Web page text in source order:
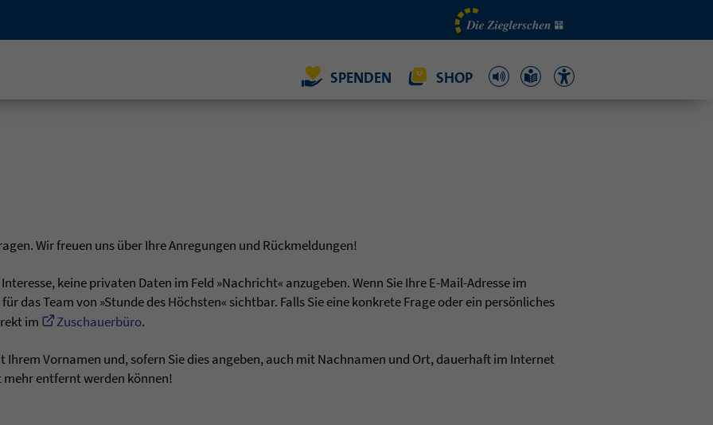
SHOP
SPENDEN
Wir freuen uns über Ihre Anregungen und Rückmeldungen!
keine privaten Daten im Feld »Nachricht« anzugeben. Wenn Sie Ihre E-Mail-Adresse im
das Team von »Stunde des Höchsten« sichtbar. Falls Sie eine konkrete Frage oder ein persönliches
im
Zuschauerbüro.
Ihrem Vornamen und, sofern Sie dies angeben, auch mit Nachnamen und Ort, dauerhaft im Internet
entfernt werden können!